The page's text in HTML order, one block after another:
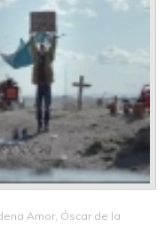
Amor, Óscar de la